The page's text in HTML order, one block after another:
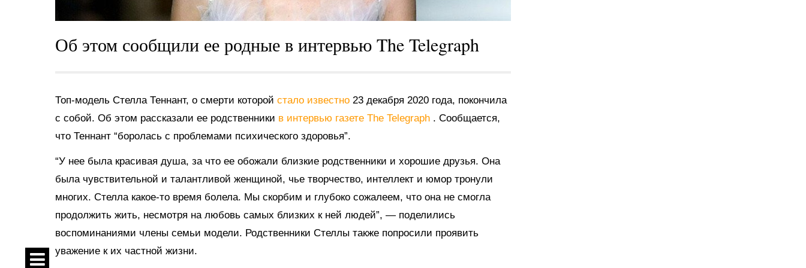
Об этом сообщили ее родные в интервью The Telegraph
Топ-модель Стелла Теннант, о смерти которой стало известно 23 декабря 2020 года, покончила
с собой. Об этом рассказали ее родственники в интервью газете The Telegraph . Сообщается,
что Теннант “боролась с проблемами психического здоровья”.
“У нее была красивая душа, за что ее обожали близкие родственники и хорошие друзья. Она
была чувствительной и талантливой женщиной, чье творчество, интеллект и юмор тронули
многих. Стелла какое-то время болела. Мы скорбим и глубоко сожалеем, что она не смогла
продолжить жить, несмотря на любовь самых близких к ней людей”, — поделились
воспоминаниями члены семьи модели. Родственники Стеллы также попросили проявить
уважение к их частной жизни.